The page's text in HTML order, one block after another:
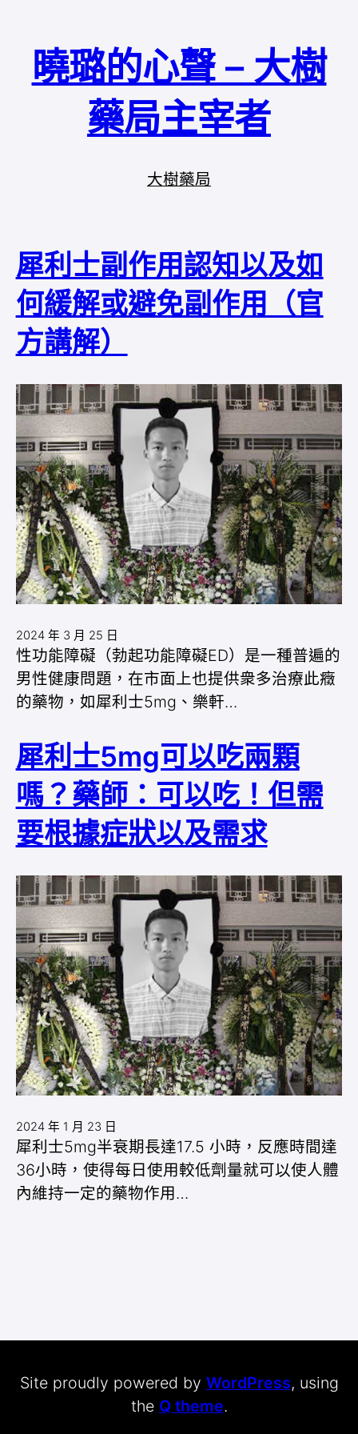
曉璐的心聲 – 大樹
藥局主宰者
大樹藥局
犀利士副作用認知以及如
何緩解或避免副作用（官
方講解）
2024 年 3 月 25 日
性功能障礙（勃起功能障礙ED）是一種普遍的
男性健康問題，在市面上也提供衆多治療此癥
的藥物，如犀利士5mg、樂軒…
犀利士5mg可以吃兩顆
嗎？藥師：可以吃！但需
要根據症狀以及需求
2024 年 1 月 23 日
犀利士5mg半衰期長達17.5 小時，反應時間達
36小時，使得每日使用較低劑量就可以使人體
內維持一定的藥物作用…
Site proudly powered by WordPress, using
the Q theme.